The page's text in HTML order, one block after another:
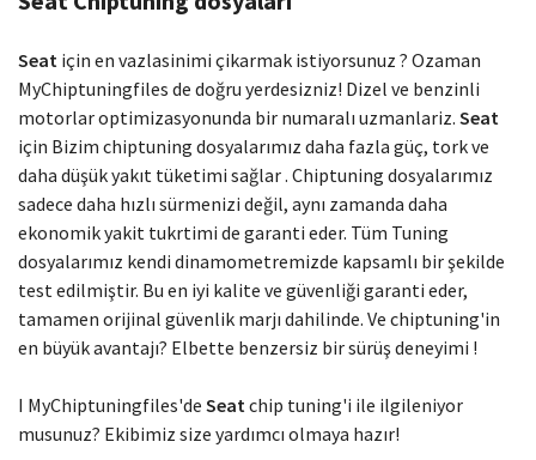
Modelinizi seçin
Seat için en vazlasinimi çikarmak istiyorsunuz ? Ozaman
MyChiptuningfiles de doğru yerdesizniz! Dizel ve benzinli
motorlar optimizasyonunda bir numaralı uzmanlariz. Seat
için Bizim chiptuning dosyalarımız daha fazla güç, tork ve
daha düşük yakıt tüketimi sağlar . Chiptuning dosyalarımız
sadece daha hızlı sürmenizi değil, aynı zamanda daha
ekonomik yakit tukrtimi de garanti eder. Tüm Tuning
dosyalarımız kendi dinamometremizde kapsamlı bir şekilde
test edilmiştir. Bu en iyi kalite ve güvenliği garanti eder,
tamamen orijinal güvenlik marjı dahilinde. Ve chiptuning'in
en büyük avantajı? Elbette benzersiz bir sürüş deneyimi !
I MyChiptuningfiles'de Seatchip tuning'i ile ilgileniyor
musunuz? Ekibimiz size yardımcı olmaya hazır!